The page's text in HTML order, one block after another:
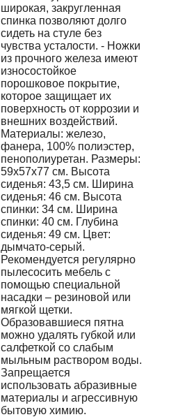
широкая, закругленная
спинка позволяют долго
сидеть на стуле без
чувства усталости. - Ножки
из прочного железа имеют
износостойкое
порошковое покрытие,
которое защищает их
поверхность от коррозии и
внешних воздействий.
Материалы: железо,
фанера, 100% полиэстер,
пенополиуретан. Размеры:
59х57х77 см. Высота
сиденья: 43,5 см. Ширина
сиденья: 46 см. Высота
спинки: 34 см. Ширина
спинки: 40 см. Глубина
сиденья: 49 см. Цвет:
дымчато-серый.
Рекомендуется регулярно
пылесосить мебель с
помощью специальной
насадки – резиновой или
мягкой щетки.
Образовавшиеся пятна
можно удалять губкой или
салфеткой со слабым
мыльным раствором воды.
Запрещается
использовать абразивные
материалы и агрессивную
бытовую химию.